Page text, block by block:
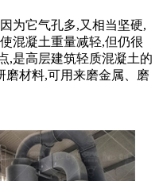
为它气孔多,又相当坚硬,
混凝土重量减轻,但仍很
,是高层建筑轻质混凝土的
磨材料,可用来磨金属、磨